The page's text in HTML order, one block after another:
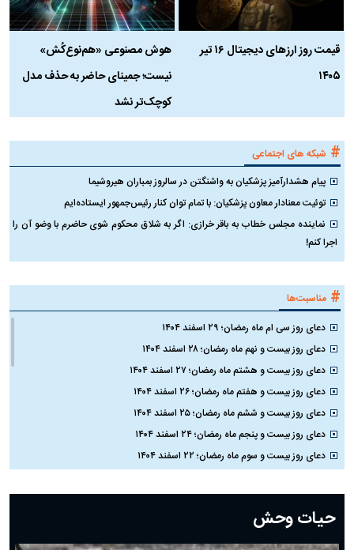
قیمت روز ارز‌های دیجیتال ۱۶ تیر
۱۴۰۵
هوش مصنوعی «هم‌نوع‌کُش»
نیست؛ جمینای حاضر به حذف مدل
کوچک‌تر نشد
# شبکه های اجتماعی
پیام هشدارآمیز پزشکیان به واشنگتن در سالروز بمباران هیروشیما
توئیت معنادار معاون پزشکیان: با تمام توان کنار رئیس‌جمهور ایستاده‌ایم
نماینده مجلس خطاب به باقر خرازی: اگر به شلاق محکوم شوی حاضرم با وضو آن را
اجرا کنم!
# مناسبت‌ها
دعای روز سی ام ماه رمضان؛ ۲۹ اسفند ۱۴۰۴
دعای روز بیست و نهم ماه رمضان؛ ۲۸ اسفند ۱۴۰۴
دعای روز بیست و هشتم ماه رمضان؛ ۲۷ اسفند ۱۴۰۴
دعای روز بیست و هفتم ماه رمضان؛ ۲۶ اسفند ۱۴۰۴
دعای روز بیست و ششم ماه رمضان؛ ۲۵ اسفند ۱۴۰۴
دعای روز بیست و پنجم ماه رمضان؛ ۲۴ اسفند ۱۴۰۴
دعای روز بیست و سوم ماه رمضان؛ ۲۲ اسفند ۱۴۰۴
دعای روز بیستم ماه رمضان؛ ۱۹ اسفند ۱۴۰۴
دعای روز هشتم ماه مبارک رمضان؛ ۷ اسفند ماه ۱۴۰۴
دعای روز هفتم ماه رمضان؛ ۶ اسفند ۱۴۰۴
حیات وحش